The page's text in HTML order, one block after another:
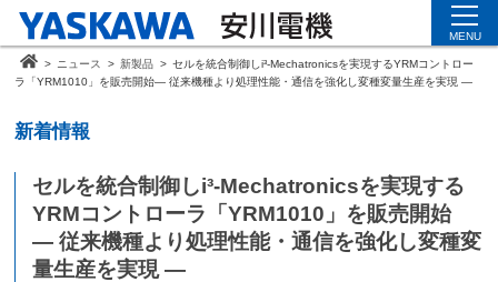
MENU
> ニュース > 新製品 > セルを統合制御しi³-Mechatronicsを実現するYRMコントロー
ラ「YRM1010」を販売開始― 従来機種より処理性能・通信を強化し変種変量生産を実現 ―
新着情報
セルを統合制御しi³-Mechatronicsを実現する
YRMコントローラ「YRM1010」を販売開始
― 従来機種より処理性能・通信を強化し変種変
量生産を実現 ―